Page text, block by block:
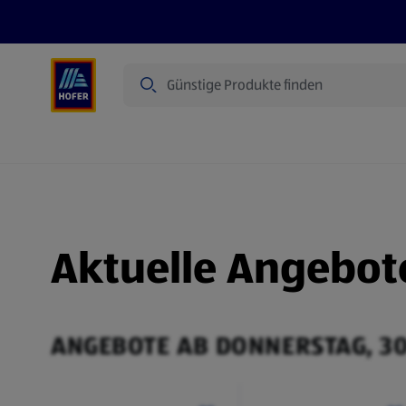
Aktuelle
ANGEBOTE AB DONNERSTAG,